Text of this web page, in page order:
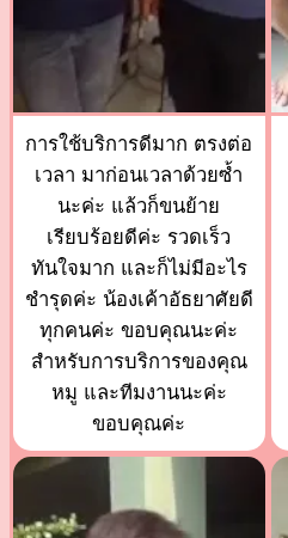
การใช้บริการดีมาก ตรงต่อ
เวลา มาก่อนเวลาด้วยซ้ำ
นะค่ะ แล้วก็ขนย้าย
เรียบร้อยดีค่ะ รวดเร็ว
ทันใจมาก และก็ไม่มีอะไร
ชำรุดค่ะ น้องเค้าอัธยาศัยดี
ทุกคนค่ะ ขอบคุณนะค่ะ
สำหรับการบริการของคุณ
หมู และทีมงานนะค่ะ
ขอบคุณค่ะ